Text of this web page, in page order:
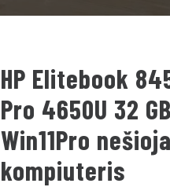
HP Elitebook
Pro 4650U 32
Win11Pro
kompiuteris